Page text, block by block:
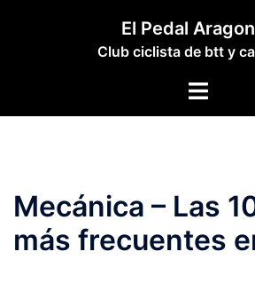
El Pedal
Club ciclista de btt y
Alternar
Mecánica – Las
más frecuentes